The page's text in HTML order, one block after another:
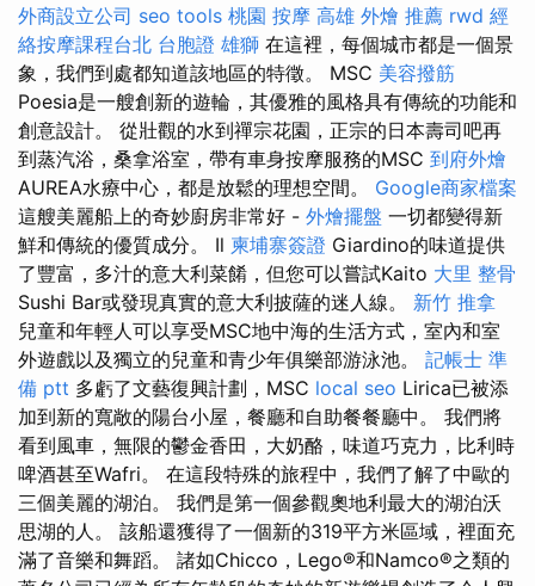
外商設立公司 seo tools 桃園 按摩 高雄 外燴 推薦 rwd 經
絡按摩課程台北 台胞證 雄獅 在這裡，每個城市都是一個景
象，我們到處都知道該地區的特徵。 MSC 美容撥筋
Poesia是一艘創新的遊輪，其優雅的風格具有傳統的功能和
創意設計。 從壯觀的水到禪宗花園，正宗的日本壽司吧再
到蒸汽浴，桑拿浴室，帶有車身按摩服務的MSC 到府外燴
AUREA水療中心，都是放鬆的理想空間。 Google商家檔案
這艘美麗船上的奇妙廚房非常好 - 外燴擺盤 一切都變得新
鮮和傳統的優質成分。 Il 柬埔寨簽證 Giardino的味道提供
了豐富，多汁的意大利菜餚，但您可以嘗試Kaito 大里 整骨
Sushi Bar或發現真實的意大利披薩的迷人線。 新竹 推拿
兒童和年輕人可以享受MSC地中海的生活方式，室內和室
外遊戲以及獨立的兒童和青少年俱樂部游泳池。 記帳士 準
備 ptt 多虧了文藝復興計劃，MSC local seo Lirica已被添
加到新的寬敞的陽台小屋，餐廳和自助餐餐廳中。 我們將
看到風車，無限的鬱金香田，大奶酪，味道巧克力，比利時
啤酒甚至Wafri。 在這段特殊的旅程中，我們了解了中歐的
三個美麗的湖泊。 我們是第一個參觀奧地利最大的湖泊沃
思湖的人。 該船還獲得了一個新的319平方米區域，裡面充
滿了音樂和舞蹈。 諸如Chicco，Lego®和Namco®之類的